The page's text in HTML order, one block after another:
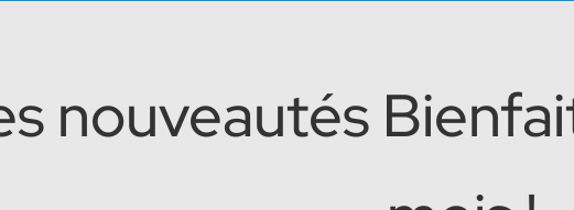
nouveautés